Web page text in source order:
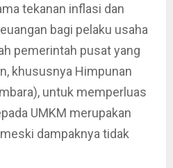
tekanan inflasi dan
bagi pelaku usaha
pemerintah pusat yang
khususnya Himpunan
untuk memperluas
UMKM merupakan
dampaknya tidak